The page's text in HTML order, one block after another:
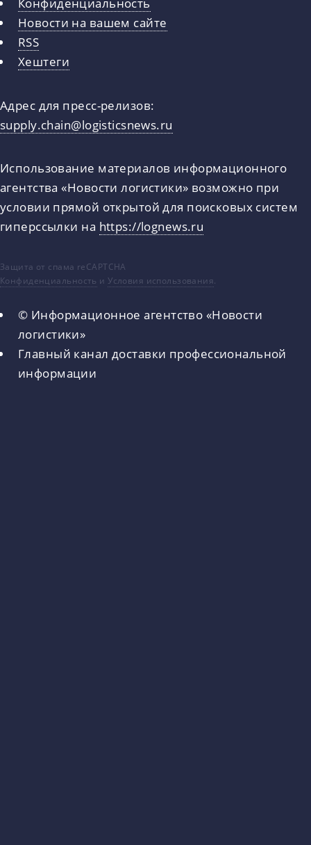
Новости на вашем сайте
RSS
Хештеги
Адрес для пресс-релизов:
supply.chain@logisticsnews.ru
Использование материалов информационного
агентства «Новости логистики» возможно при
условии прямой открытой для поисковых систем
гиперссылки на https://lognews.ru
Защита от спама reCAPTCHA
Конфиденциальность иУсловия использования.
© Информационное агентство «Новости
логистики»
Главный канал доставки профессиональной
информации